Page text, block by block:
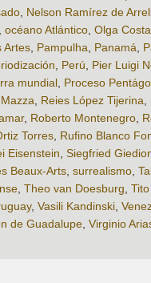
Nelson Ramírez de
océano Atlántico Olga Costa
Artes Pampulha Panamá
Perú Pier Luigi
mundial Proceso
Reies López Tijerina
, Roberto Montenegro
Torres Rufino Blanco
Eisenstein Siegfried
Beaux-Arts surrealismo
Theo van Doesburg
, Vasili Kandinski
de Guadalupe Virginio